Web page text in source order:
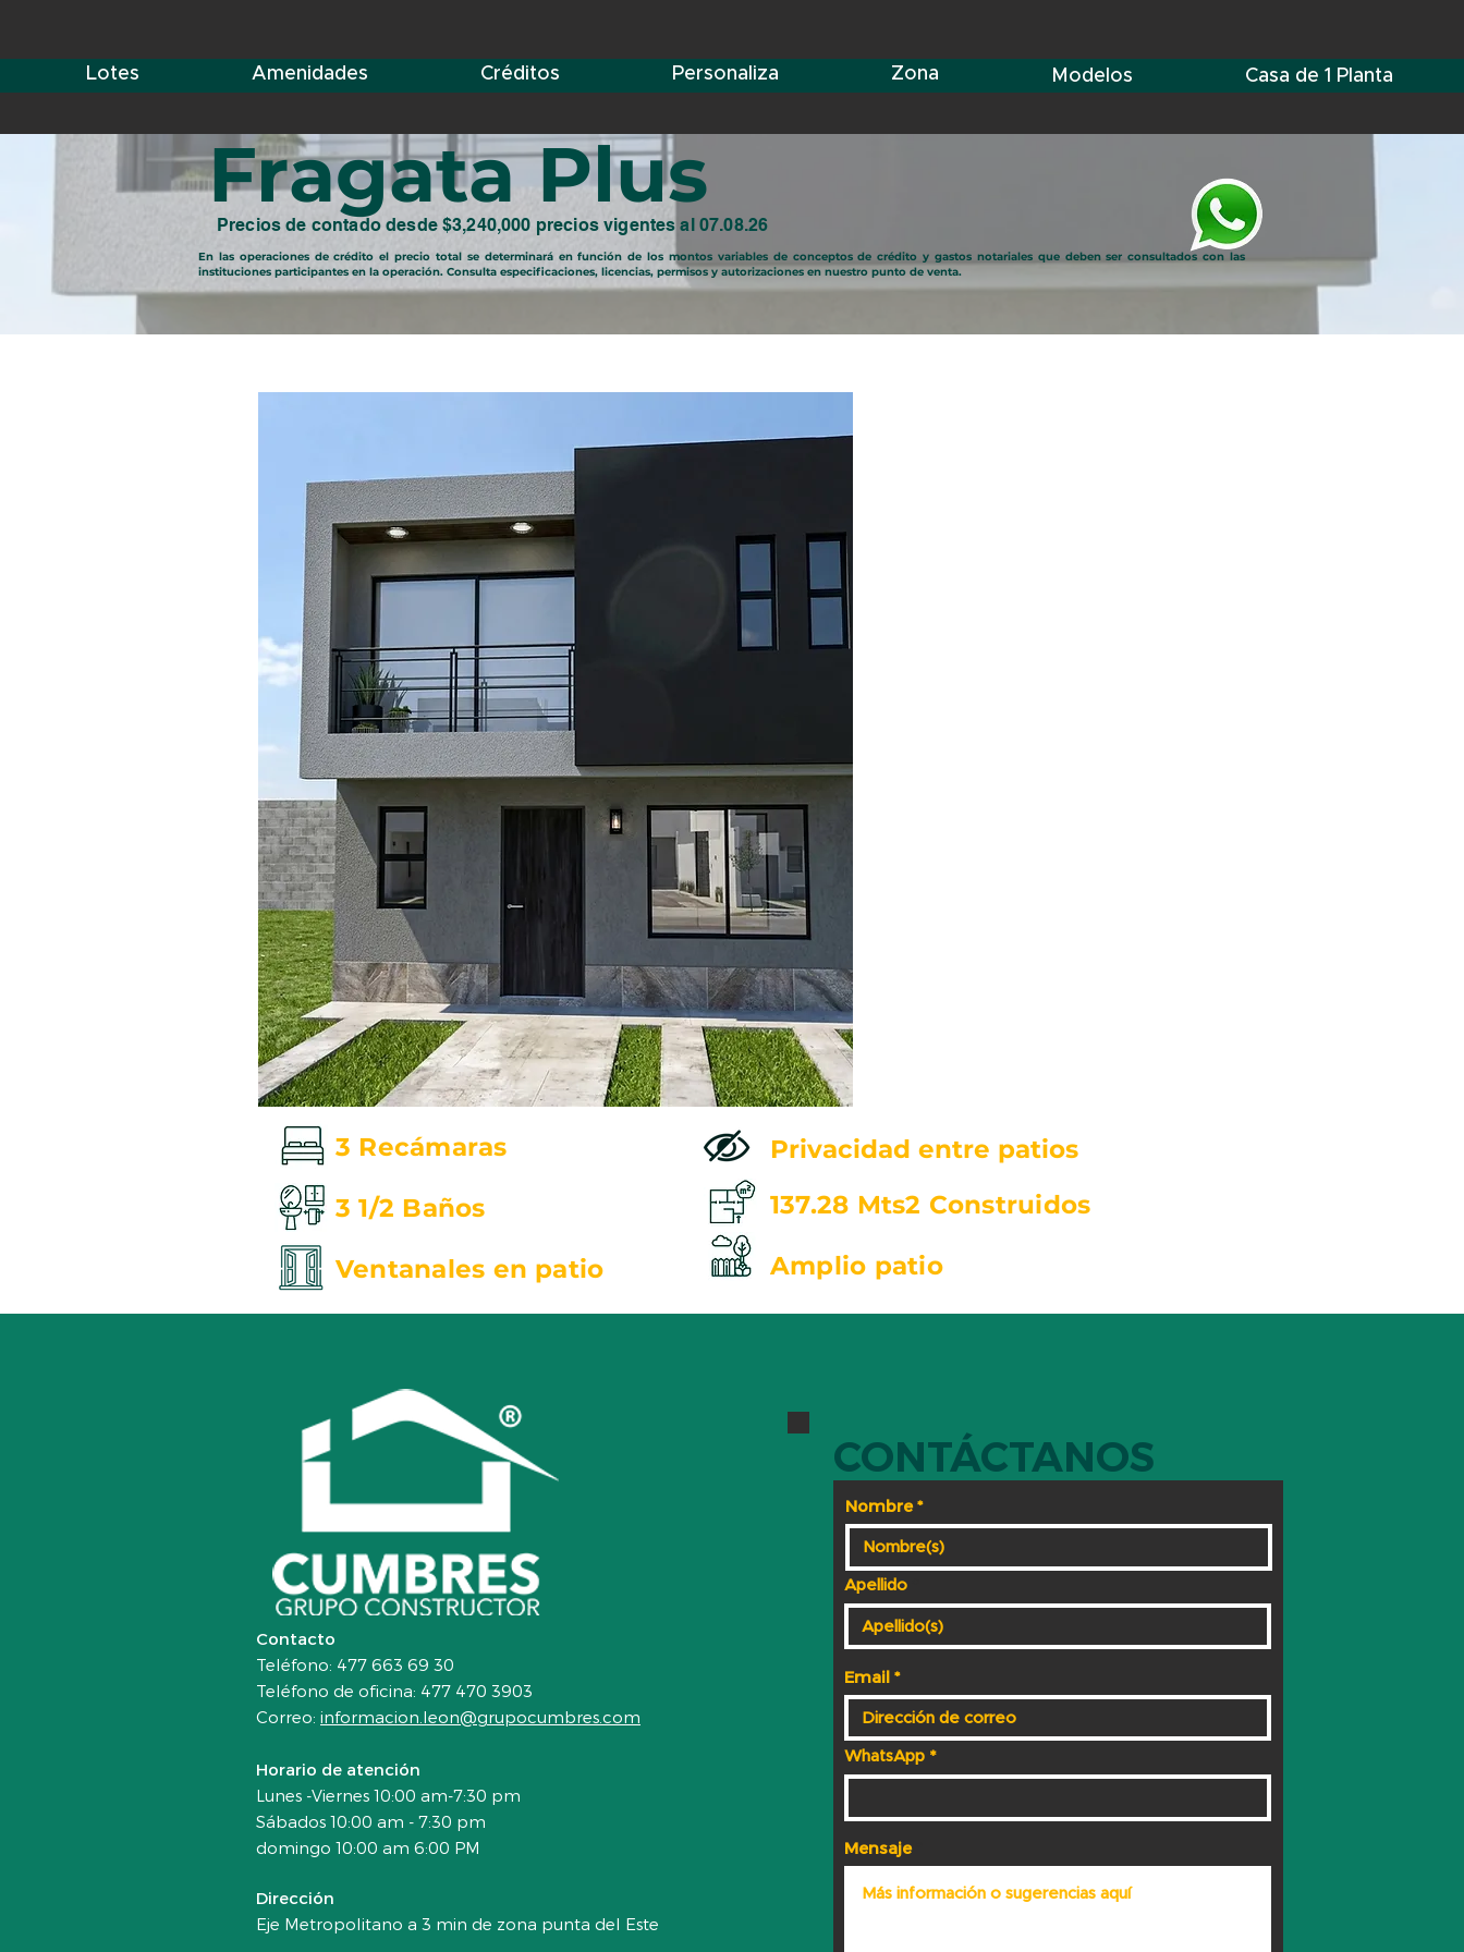
Lotes Amenidades Créditos Personaliza Zona Modelos Casa de 1 Planta
Fragata Plus
Precios de contado desde $3,240,000 precios vigentes al 07.08.26
En las operaciones de crédito el precio total se determinará en función de los montos variables de conceptos de crédito y gastos notariales que deben ser consultados con las
instituciones participantes en la operación. Consulta especificaciones, licencias, permisos y autorizaciones en nuestro punto de venta.
3 Recámaras
3 1/2 Baños
Ventanales en patio ​
Privacidad entre patios
137.28 Mts2 Construidos
Amplio patio
Contacto
Teléfono: 477 663 69 30
Teléfono de oficina: 477 470 3903
Correo: informacion.leon@grupocumbres.com
Horario de atención
Lunes -Viernes 10:00 am-7:30 pm
Sábados 10:00 am - 7:30 pm
domingo 10:00 am 6:00 PM
Dirección
Eje Metropolitano a 3 min de zona punta del Este
CONTÁCTANOS
Nombre
Apellido
Email
WhatsApp
Mensaje